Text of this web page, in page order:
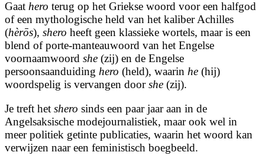
Gaat hero terug op het Griekse woord voor een halfgod
of een mythologische held van het kaliber Achilles
(hèrōs), shero heeft geen klassieke wortels, maar is een
blend of porte-manteauwoord van het Engelse
voornaamwoord she (zij) en de Engelse
persoonsaanduiding hero (held), waarin he (hij)
woordspelig is vervangen doorshe (zij).
Je treft het shero sinds een paar jaar aan in de
Angelsaksische modejournalistiek, maar ook wel in
meer politiek getinte publicaties, waarin het woord kan
verwijzen naar een feministisch boegbeeld.